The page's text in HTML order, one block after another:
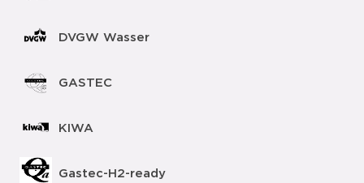
DVGW Wasser
GASTEC
KIWA
Gastec-H2-ready